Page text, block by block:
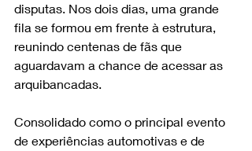
disputas. Nos dois dias, uma grande
fila se formou em frente à estrutura,
reunindo centenas de fãs que
aguardavam a chance de acessar as
arquibancadas.
Consolidado como o principal evento
de experiências automotivas e de